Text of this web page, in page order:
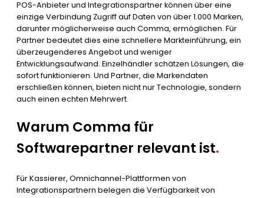
POS-Anbieter und Integrationspartner können über eine
einzige Verbindung Zugriff auf Daten von über 1.000 Marken,
darunter möglicherweise auch Comma, ermöglichen. Für
Partner bedeutet dies eine schnellere Markteinführung, ein
überzeugenderes Angebot und weniger
Entwicklungsaufwand. Einzelhändler schätzen Lösungen, die
sofort funktionieren. Und Partner, die Markendaten
erschließen können, bieten nicht nur Technologie, sondern
auch einen echten Mehrwert.
Warum Comma für
Softwarepartner relevant ist.
Für Kassierer, Omnichannel-Plattformen von
Integrationspartnern belegen die Verfügbarkeit von